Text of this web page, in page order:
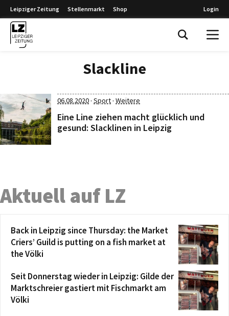
Leipziger Zeitung Stellenmarkt Shop Login
Slackline
06.08.2020· Sport· Weitere
Eine Line ziehen macht glücklich und
gesund: Slacklinen in Leipzig
Aktuell auf LZ
Back in Leipzig since Thursday: the Market
Criers’ Guild is putting on a fish market at
the Völki
Seit Donnerstag wieder in Leipzig: Gilde der
Marktschreier gastiert mit Fischmarkt am
Völki